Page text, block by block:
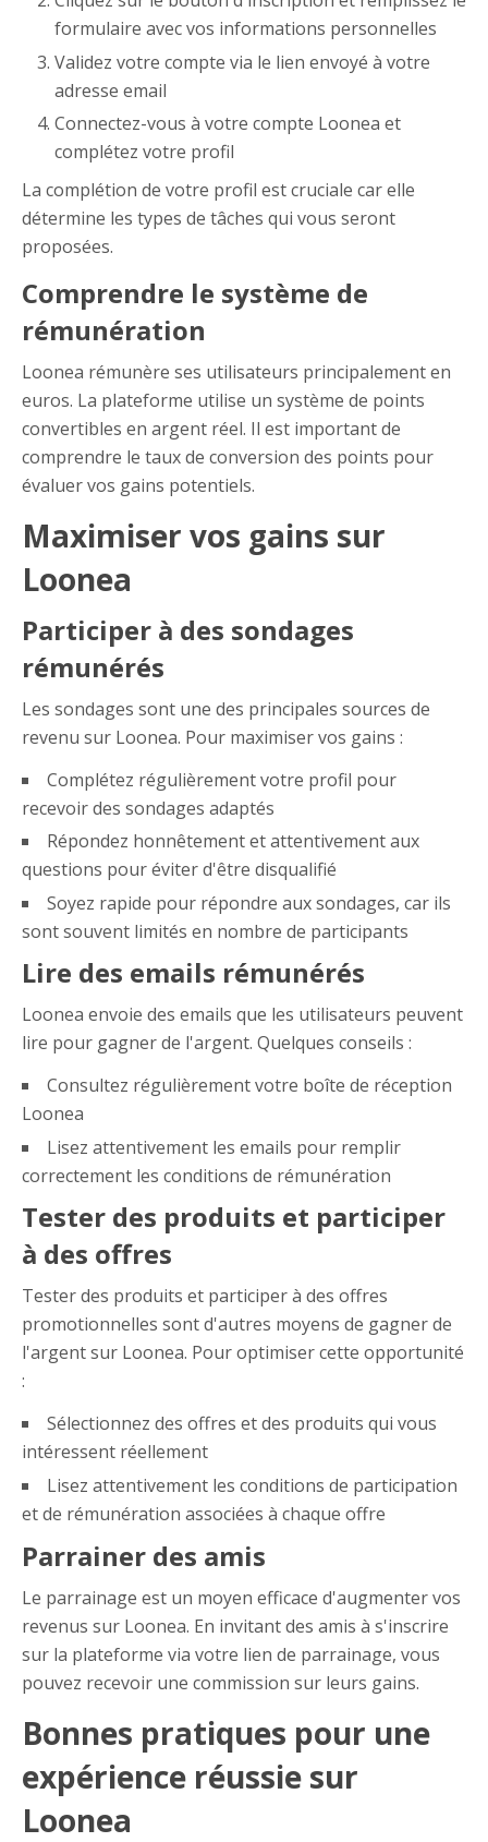
formulaire avec vos informations personnelles
Validez votre compte via le lien envoyé à votre
adresse email
Connectez-vous à votre compte Loonea et
complétez votre profil
La complétion de votre profil est cruciale car elle
détermine les types de tâches qui vous seront
proposées.
Comprendre le système de
rémunération
Loonea rémunère ses utilisateurs principalement en
euros. La plateforme utilise un système de points
convertibles en argent réel. Il est important de
comprendre le taux de conversion des points pour
évaluer vos gains potentiels.
Maximiser vos gains sur
Loonea
Participer à des sondages
rémunérés
Les sondages sont une des principales sources de
revenu sur Loonea. Pour maximiser vos gains :
Complétez régulièrement votre profil pour
recevoir des sondages adaptés
Répondez honnêtement et attentivement aux
questions pour éviter d'être disqualifié
Soyez rapide pour répondre aux sondages, car ils
sont souvent limités en nombre de participants
Lire des emails rémunérés
Loonea envoie des emails que les utilisateurs peuvent
lire pour gagner de l'argent. Quelques conseils :
Consultez régulièrement votre boîte de réception
Loonea
Lisez attentivement les emails pour remplir
correctement les conditions de rémunération
Tester des produits et participer
à des offres
Tester des produits et participer à des offres
promotionnelles sont d'autres moyens de gagner de
l'argent sur Loonea. Pour optimiser cette opportunité
:
Sélectionnez des offres et des produits qui vous
intéressent réellement
Lisez attentivement les conditions de participation
et de rémunération associées à chaque offre
Parrainer des amis
Le parrainage est un moyen efficace d'augmenter vos
revenus sur Loonea. En invitant des amis à s'inscrire
sur la plateforme via votre lien de parrainage, vous
pouvez recevoir une commission sur leurs gains.
Bonnes pratiques pour une
expérience réussie sur
Loonea